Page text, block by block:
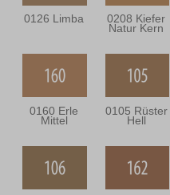
0126 Limba 0208 Kiefer
Natur Kern
0160 Erle
Mittel
0105 Rüster
Hell